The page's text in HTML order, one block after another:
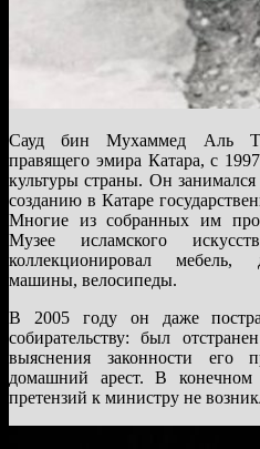
Сауд бин Мухаммед Аль
правящего эмира Катара, с
культуры страны. Он
созданию в Катаре
Многие из собранных им
Музее исламского
коллекционировал мебель,
машины, велосипеды.
В 2005 году он даже
собирательству: был
выяснения законности его
домашний арест. В конечном
претензий к министру не